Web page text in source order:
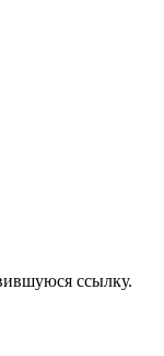
ссылку.